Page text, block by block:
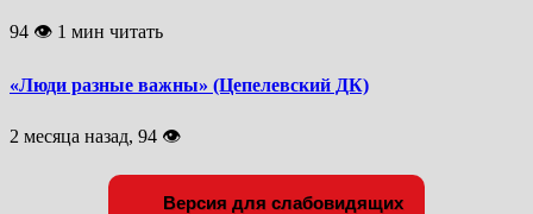
94 👁 1 мин читать
«Люди разные важны» (Цепелевский ДК)
2 месяца назад, 94 👁
Версия для слабовидящих